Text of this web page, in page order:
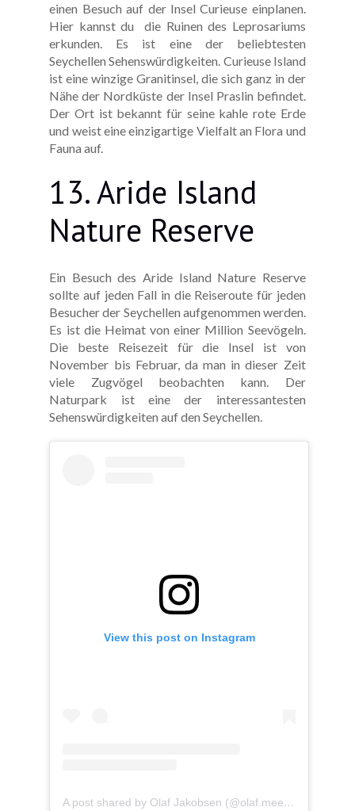
einen Besuch auf der Insel Curieuse einplanen.
Hier kannst du die Ruinen des Leprosariums
erkunden. Es ist eine der beliebtesten
Seychellen Sehenswürdigkeiten. Curieuse Island
ist eine winzige Granitinsel, die sich ganz in der
Nähe der Nordküste der Insel Praslin befindet.
Der Ort ist bekannt für seine kahle rote Erde
und weist eine einzigartige Vielfalt an Flora und
Fauna auf.
13. Aride Island
Nature Reserve
Ein Besuch des Aride Island Nature Reserve
sollte auf jeden Fall in die Reiseroute für jeden
Besucher der Seychellen aufgenommen werden.
Es ist die Heimat von einer Million Seevögeln.
Die beste Reisezeit für die Insel ist von
November bis Februar, da man in dieser Zeit
viele Zugvögel beobachten kann. Der
Naturpark ist eine der interessantesten
Sehenswürdigkeiten auf den Seychellen.
View this post on Instagram
A post shared by Olaf Jakobsen (@olaf.meerzeitreisen)